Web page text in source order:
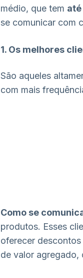
médio, que tem
se comunicar com
1. Os melhores
São aqueles
com mais
Como se
produtos. Esses
oferecer
de valor agregado,